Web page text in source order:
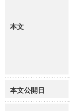
本文
本文公開日